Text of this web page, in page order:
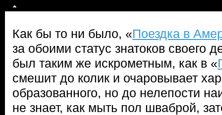
Как бы то ни было, «Поездка в
за обоими статус знатоков своего
был таким же искрометным, как в «
смешит до колик и очаровывает
образованного, но до нелепости
не знает, как мыть пол шваброй,